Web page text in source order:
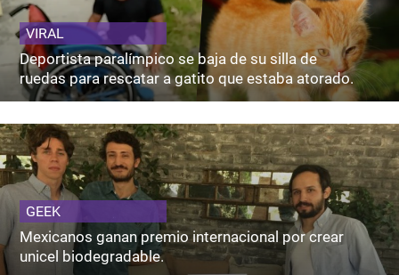
VIRAL
Deportista paralímpico se baja de su silla de
ruedas para rescatar a gatito que estaba atorado.
GEEK
Mexicanos ganan premio internacional por crear
unicel biodegradable.